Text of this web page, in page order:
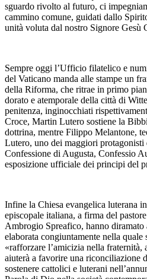
sguardo rivolto al futuro, ci
cammino comune, guidati dallo
unità voluta dal nostro Signore Gesù
Sempre oggi l’Ufficio filatelico e
del Vaticano manda alle stampe un
della Riforma, che ritrae in primo
dorato e atemporale della città di
penitenza, inginocchiati
Croce, Martin Lutero sostiene la
dottrina, mentre Filippo Melantone,
Lutero, uno dei maggiori
Confessione di Augusta, Confessio
esposizione ufficiale dei principi del
Infine la Chiesa evangelica luterana
episcopale italiana, a firma del
Ambrogio Spreafico, hanno
elaborata congiuntamente nella quale
«rafforzare l’amicizia nella
aiuterà a favorire una riconciliazione
sostenere cattolici e luterani